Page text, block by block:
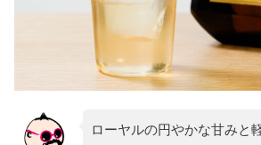
ローヤルの円やかな甘みと